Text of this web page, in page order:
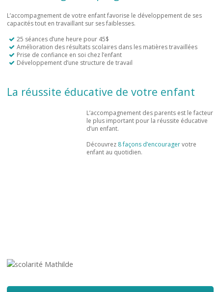
L’accompagnement de votre enfant favorise le développement de ses
capacités tout en travaillant sur ses faiblesses.
25 séances d’une heure pour 45$
Amélioration des résultats scolaires dans les matières travaillées
Prise de confiance en soi chez l’enfant
Développement d’une structure de travail
La réussite éducative de votre enfant
L’accompagnement des parents est le facteur
le plus important pour la réussite éducative
d’un enfant.
Découvrez 8 façons d’encouragervotre
enfant au quotidien.